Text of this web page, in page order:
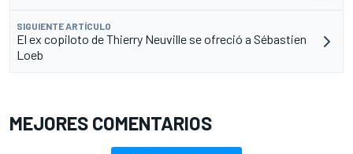
SIGUIENTE ARTÍCULO
El ex copiloto de Thierry Neuville se ofreció a Sébastien
Loeb
MEJORES COMENTARIOS